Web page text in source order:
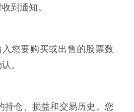
到通知。
您要购买或出售的股票数
。
持仓、损益和交易历史。您